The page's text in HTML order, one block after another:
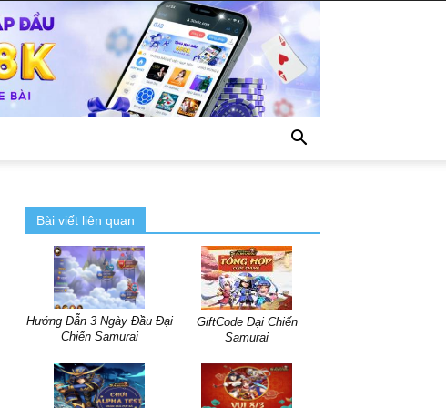
Bài viết liên quan
Hướng Dẫn 3 Ngày Đầu Đại
Chiến Samurai
GiftCode Đại Chiến
Samurai